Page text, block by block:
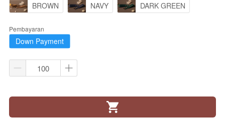
BROWN
NAVY DARK GREEN
Pembayaran
Down Payment
`